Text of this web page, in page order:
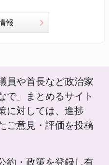
報
員や首長など政治家
で」まとめるサイト
に対しては、進捗
ご意見・評価を投稿
約・政策を登録し有